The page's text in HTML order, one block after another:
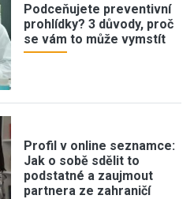
Podceňujete preventivní
prohlídky? 3 důvody, proč
se vám to může vymstít
Profil v online seznamce:
Jak o sobě sdělit to
podstatné a zaujmout
partnera ze zahraničí